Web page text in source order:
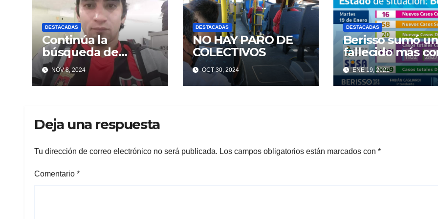
DESTACADAS
Continúa la
búsqueda de
Miguel
NOV 8, 2024
DESTACADAS
NO HAY PARO DE
COLECTIVOS
OCT 30, 2024
DESTACADAS
Berisso sumó un
fallecido más
Covid
ENE 19, 2021
Deja una respuesta
Tu dirección de correo electrónico no será publicada. Los campos obligatorios están marcados con *
Comentario *